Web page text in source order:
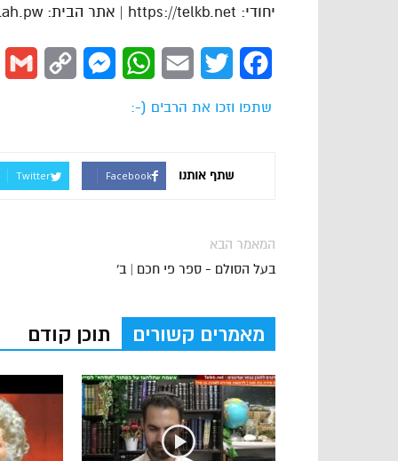
יחודי: https://telkb.net | אתר הבית: https://kabbalah.pw
Facebook
Twitter
Email
WhatsApp
Messenger
Copy
שתפו וזכו את הרבים (-:
שתף אותנו Facebook
Twitter
המאמר הבא
בעל הסולם - ספר פי חכם | ב'
מאמרים קשורים תוכן קודם